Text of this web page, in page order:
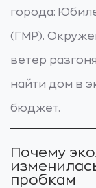
города:
(ГМР).
ветер
найти дом в
бюджет.
Почему
пробкам